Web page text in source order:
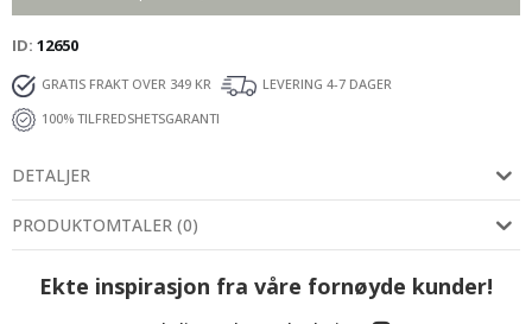
ID 12650
GRATIS FRAKT OVER 349 KR
LEVERING 4-7 DAGER
100% TILFREDSHETSGARANTI
DETALJER
PRODUKTOMTALER (0)
Ekte inspirasjon fra våre fornøyde kunder!